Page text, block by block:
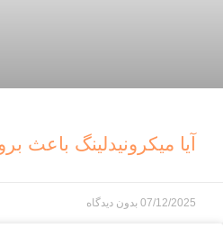
آیا میکرونیدلینگ
07/12/2025 بدون دیدگاه